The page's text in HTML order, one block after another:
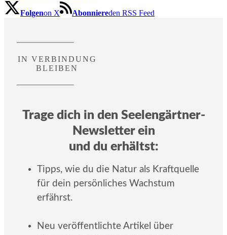
Folgenon X Abonniereden RSS Feed
IN VERBINDUNG
BLEIBEN
Trage dich in den Seelengärtner-
Newsletter ein
und du erhältst:
Tipps, wie du die Natur als Kraftquelle
für dein persönliches Wachstum
erfährst.
Neu veröffentlichte Artikel über